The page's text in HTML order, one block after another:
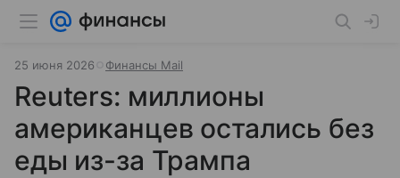
25 июня 2026 Финансы Mail
Reuters: миллионы
американцев остались без
еды из-за Трампа